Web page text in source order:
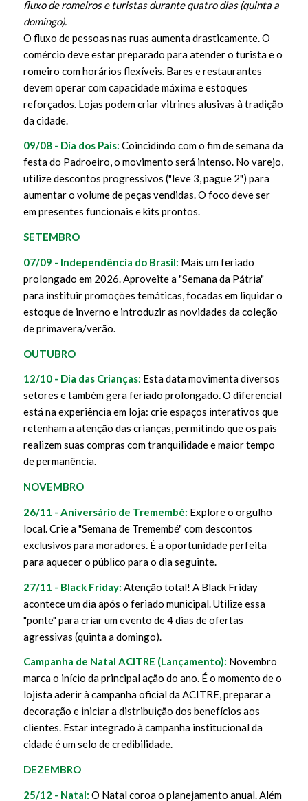
fluxo de romeiros e turistas durante quatro dias (quinta a
domingo).
O fluxo de pessoas nas ruas aumenta drasticamente. O
comércio deve estar preparado para atender o turista e o
romeiro com horários flexíveis. Bares e restaurantes
devem operar com capacidade máxima e estoques
reforçados. Lojas podem criar vitrines alusivas à tradição
da cidade.
09/08 - Dia dos Pais: Coincidindo com o fim de semana da
festa do Padroeiro, o movimento será intenso. No varejo,
utilize descontos progressivos ("leve 3, pague 2") para
aumentar o volume de peças vendidas. O foco deve ser
em presentes funcionais e kits prontos.
SETEMBRO
07/09 - Independência do Brasil: Mais um feriado
prolongado em 2026. Aproveite a "Semana da Pátria"
para instituir promoções temáticas, focadas em liquidar o
estoque de inverno e introduzir as novidades da coleção
de primavera/verão.
OUTUBRO
12/10 - Dia das Crianças: Esta data movimenta diversos
setores e também gera feriado prolongado. O diferencial
está na experiência em loja: crie espaços interativos que
retenham a atenção das crianças, permitindo que os pais
realizem suas compras com tranquilidade e maior tempo
de permanência.
NOVEMBRO
26/11 - Aniversário de Tremembé: Explore o orgulho
local. Crie a "Semana de Tremembé" com descontos
exclusivos para moradores. É a oportunidade perfeita
para aquecer o público para o dia seguinte.
27/11 - Black Friday: Atenção total! A Black Friday
acontece um dia após o feriado municipal. Utilize essa
"ponte" para criar um evento de 4 dias de ofertas
agressivas (quinta a domingo).
Campanha de Natal ACITRE (Lançamento): Novembro
marca o início da principal ação do ano. É o momento de o
lojista aderir à campanha oficial da ACITRE, preparar a
decoração e iniciar a distribuição dos benefícios aos
clientes. Estar integrado à campanha institucional da
cidade é um selo de credibilidade.
DEZEMBRO
25/12 - Natal: O Natal coroa o planejamento anual. Além